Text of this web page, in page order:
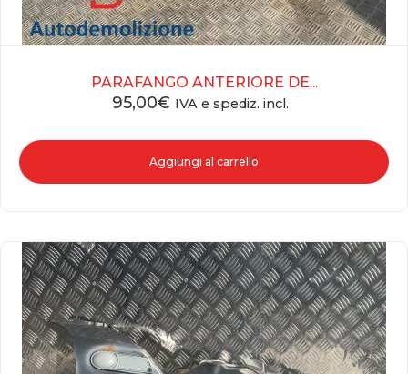
PARAFANGO ANTERIORE DE...
95,00€ IVA e spediz. incl.
Aggiungi al carrello